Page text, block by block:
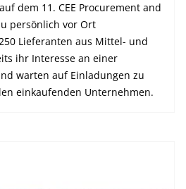
dem 11. CEE Procurement and
persönlich vor Ort
Lieferanten aus Mittel- und
ihr Interesse an einer
warten auf Einladungen zu
einkaufenden Unternehmen.